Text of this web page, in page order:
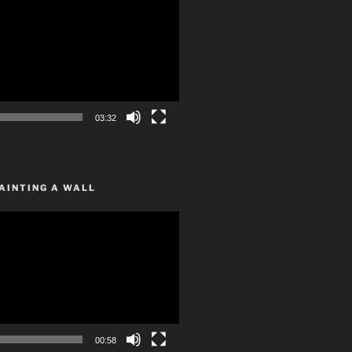
03:32
A WALL
00:58